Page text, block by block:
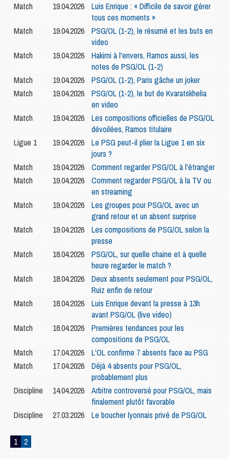
Match 19.04.2026
Luis Enrique : « Difficile de savoir gérer
tous ces moments »
Match
19.04.2026
PSG/OL (1-2), le résumé et les buts en
video
Match
19.04.2026
Hakimi à l'envers, Ramos aussi, les
notes de PSG/OL (1-2)
Match
19.04.2026
PSG/OL (1-2), Paris gâche un joker
Match
19.04.2026
PSG/OL (1-2), le but de Kvaratskhelia
en video
Match
19.04.2026
Les compositions officielles de PSG/OL
dévoilées, Ramos titulaire
Ligue 1
19.04.2026
Le PSG peut-il plier la Ligue 1 en six
jours ?
Match
19.04.2026
Comment regarder PSG/OL à l'étranger
Match
19.04.2026
Comment regarder PSG/OL à la TV ou
en streaming
Match
19.04.2026
Les groupes pour PSG/OL avec un
grand retour et un absent surprise
Match
19.04.2026
Les compositions de PSG/OL selon la
presse
Match
18.04.2026
PSG/OL, sur quelle chaine et à quelle
heure regarder le match ?
Match
18.04.2026
Deux absents seulement pour PSG/OL,
Ruiz enfin de retour
Match
18.04.2026
Luis Enrique devant la presse à 13h
avant PSG/OL (live video)
Match
18.04.2026
Premières tendances pour les
compositions de PSG/OL
Match
17.04.2026
L'OL confirme 7 absents face au PSG
Match
17.04.2026
Déjà 4 absents pour PSG/OL,
probablement plus
Discipline
14.04.2026
Arbitre controversé pour PSG/OL, mais
finalement plutôt favorable
Discipline
27.03.2026 Le boucher lyonnais privé de PSG/OL
1 2